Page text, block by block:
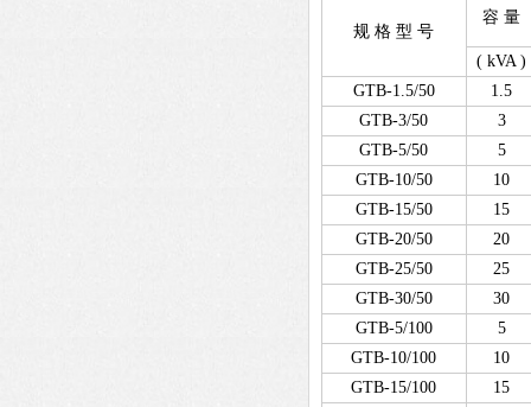
规 格 型 号
容 量
( kVA )
GTB-1.5/50
1.5
GTB-3/50
3
GTB-5/50
5
GTB-10/50
10
GTB-15/50
15
GTB-20/50
20
GTB-25/50
25
GTB-30/50
30
GTB-5/100
5
GTB-10/100
10
GTB-15/100
15